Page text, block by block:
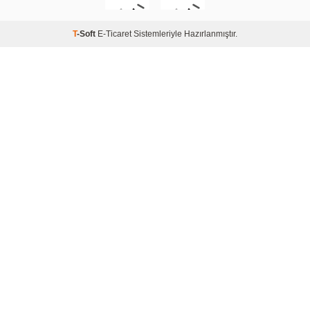
T-Soft E-Ticaret Sistemleriyle Hazırlanmıştır.